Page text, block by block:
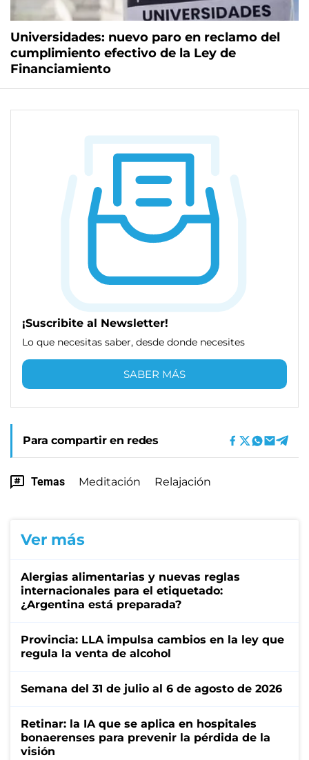
Universidades: nuevo paro en reclamo del
cumplimiento efectivo de la Ley de
Financiamiento
¡Suscribite al Newsletter!
Lo que necesitas saber, desde donde necesites
SABER MÁS
Para compartir en redes
Temas Meditación Relajación
Ver más
Alergias alimentarias y nuevas reglas
internacionales para el etiquetado:
¿Argentina está preparada?
Provincia: LLA impulsa cambios en la ley que
regula la venta de alcohol
Semana del 31 de julio al 6 de agosto de 2026
Retinar: la IA que se aplica en hospitales
bonaerenses para prevenir la pérdida de la
visión